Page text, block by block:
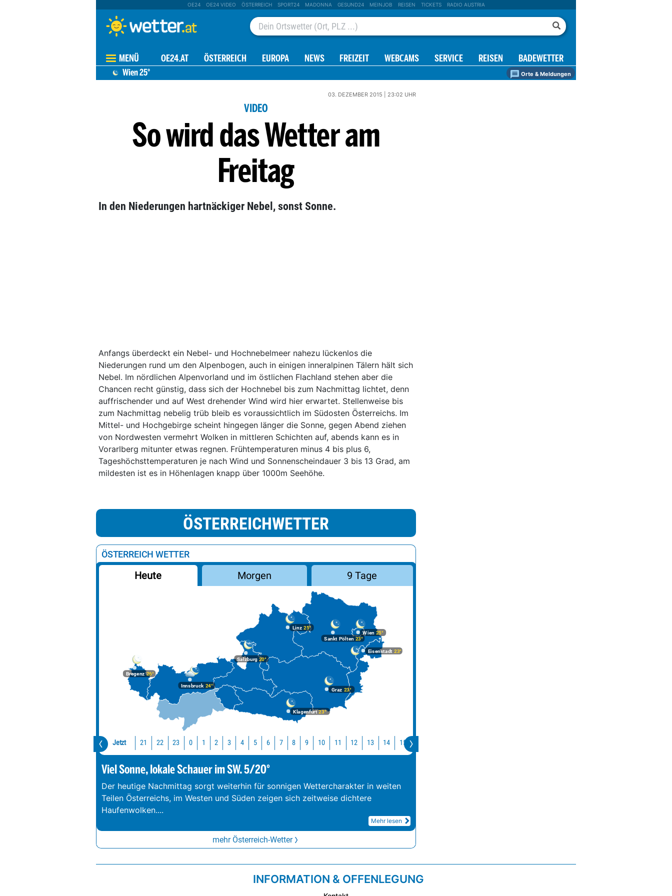
OE24 OE24 VIDEO ÖSTERREICH SPORT24 MADONNA GESUND24 MEINJOB REISEN TICKETS RADIO AUSTRIA
MENÜ OE24.AT ÖSTERREICH EUROPA NEWS FREIZEIT WEBCAMS SERVICE REISEN BADEWETTER
Wien25° Orte & Meldungen
03. DEZEMBER 2015 | 23:02 UHR
VIDEO
So wird das Wetter am
Freitag
In den Niederungen hartnäckiger Nebel, sonst Sonne.
Anfangs überdeckt ein Nebel- und Hochnebelmeer nahezu lückenlos die
Niederungen rund um den Alpenbogen, auch in einigen inneralpinen Tälern hält sich
Nebel. Im nördlichen Alpenvorland und im östlichen Flachland stehen aber die
Chancen recht günstig, dass sich der Hochnebel bis zum Nachmittag lichtet, denn
auffrischender und auf West drehender Wind wird hier erwartet. Stellenweise bis
zum Nachmittag nebelig trüb bleib es voraussichtlich im Südosten Österreichs. Im
Mittel- und Hochgebirge scheint hingegen länger die Sonne, gegen Abend ziehen
von Nordwesten vermehrt Wolken in mittleren Schichten auf, abends kann es in
Vorarlberg mitunter etwas regnen. Frühtemperaturen minus 4 bis plus 6,
Tageshöchsttemperaturen je nach Wind und Sonnenscheindauer 3 bis 13 Grad, am
mildesten ist es in Höhenlagen knapp über 1000m Seehöhe.
ÖSTERREICHWETTER
ÖSTERREICH WETTER
Heute Morgen 9 Tage
Bregenz26°
Graz 23°
Innsbruck24°
Klagenfurt23°
Linz 25°
Salzburg20°
Wien 25°
Eisenstadt 23°
Sankt Pölten 23°
Jetzt 21 22 23 0 1 2 3 4 5 6 7 8 9 10 11 12 13 14 15
Viel Sonne, lokale Schauer im SW. 5/20°
Der heutige Nachmittag sorgt weiterhin für sonnigen Wettercharakter in weiten
Teilen Österreichs, im Westen und Süden zeigen sich zeitweise dichtere
Haufenwolken....
Mehr lesen
mehr Österreich-Wetter
INFORMATION & OFFENLEGUNG